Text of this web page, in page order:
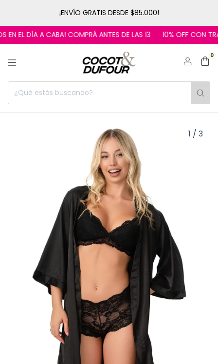
¡ENVÍO GRATIS DESDE $85.000!
EL DÍA A CABA! COMPRÁ ANTES DE LAS 13 10% OFF CON
0
1 / 3